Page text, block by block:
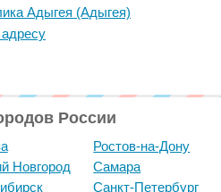
Адыгея (Адыгея)
России
Новгород
Ростов-на-Дону
Самара
Санкт-Петербург